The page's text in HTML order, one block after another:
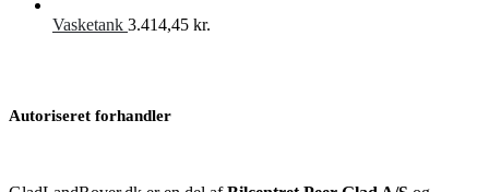
Vasketank 3.414,45 kr.
Autoriseret forhandler